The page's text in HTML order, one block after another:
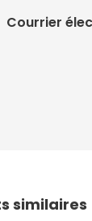
Courrier
similaires